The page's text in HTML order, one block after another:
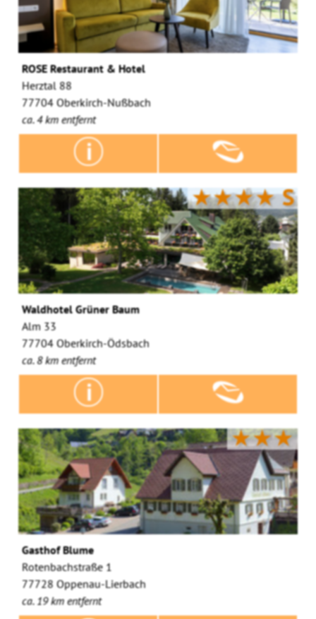
ROSE Restaurant & Hotel
Herztal 88
77704 Oberkirch-Nußbach
ca. 4 km entfernt
★★★★S
Waldhotel Grüner Baum
Alm 33
77704 Oberkirch-Ödsbach
ca. 8 km entfernt
★★★
Gasthof Blume
Rotenbachstraße 1
77728 Oppenau-Lierbach
ca. 19 km entfernt